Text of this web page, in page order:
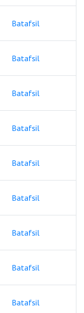
Batafsil
Batafsil
Batafsil
Batafsil
Batafsil
Batafsil
Batafsil
Batafsil
Batafsil